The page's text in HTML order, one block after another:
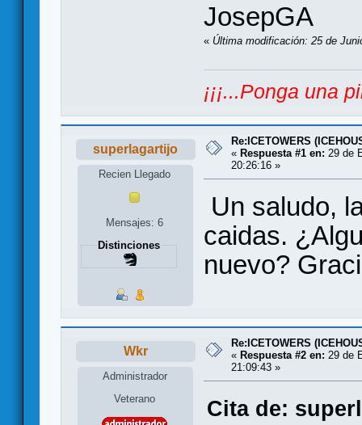
JosepGA
« Última modificación: 25 de
¡¡¡...Ponga una
superlagartijo
Recien Llegado
Mensajes: 6
Distinciones
Re:ICETOWERS
« Respuesta #1 en: 29 de
20:26:16 »
Un saludo,
caidas.
nuevo?
Wkr
Administrador
Veterano
Re:ICETOWERS
« Respuesta #2 en: 29 de
21:09:43 »
Cita de: